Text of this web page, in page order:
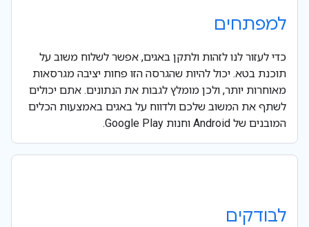
למפתחים
כדי לעזור לנו לזהות ולתקן באגים, אפשר לשלוח משוב על
תוכנת בטא. יכול להיות שהגרסה הזו פחות יציבה מגרסאות
מאוחרות יותר, ולכן מומלץ לגבות את הנתונים. אתם יכולים
לשתף את המשוב שלכם ולדווח על באגים באמצעות הכלים
המובנים של Android וחנות Google Play.
לבודקים